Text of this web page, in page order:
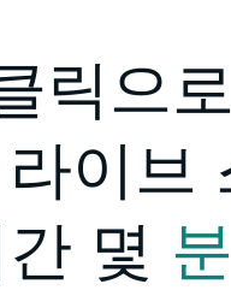
릭으
이브
몇 분